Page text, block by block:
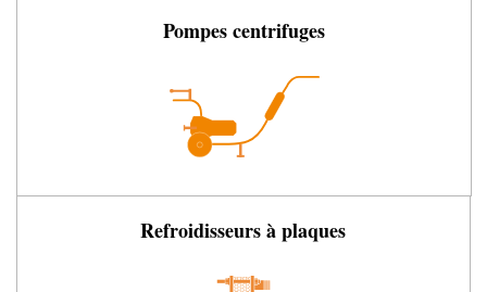
Pompes centrifuges
Refroidisseurs à plaques